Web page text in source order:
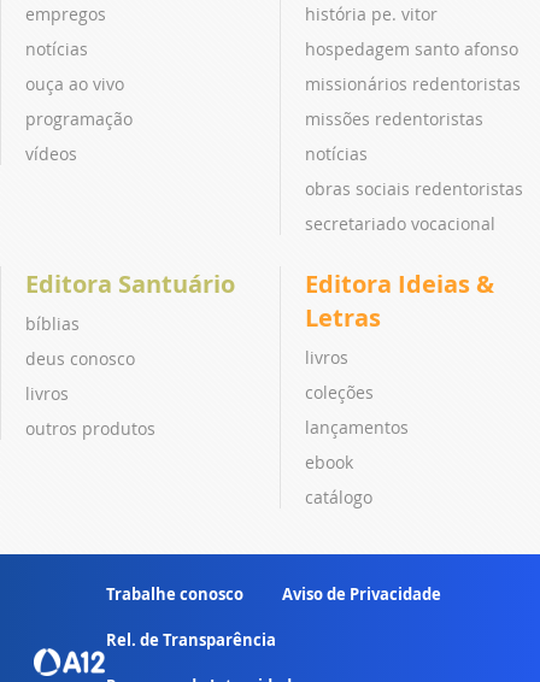
empregos
notícias
ouça ao vivo
programação
vídeos
história pe. vitor
hospedagem santo afonso
missionários redentoristas
missões redentoristas
notícias
obras sociais redentoristas
secretariado vocacional
Editora Santuário
bíblias
deus conosco
livros
outros produtos
Editora Ideias &
Letras
livros
coleções
lançamentos
ebook
catálogo
Trabalhe conosco Aviso de Privacidade
Rel. de Transparência